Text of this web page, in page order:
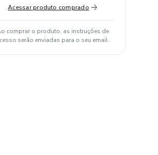
Acessar produto comprado
comprar o produto, as instruções de
serão enviadas para o seu email.